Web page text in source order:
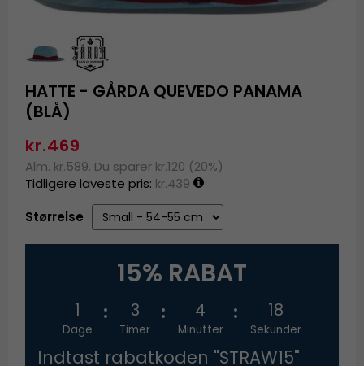
HATTE - GÅRDA QUEVEDO PANAMA
(BLÅ)
kr.469
Alm. kr.589. Du sparer kr.120 (20%)
Tidligere laveste pris: kr.439
Størrelse
15% RABAT
1
Dage
3
Timer
4
Minutter
17
Sekunder
Indtast rabatkoden "STRAW15"